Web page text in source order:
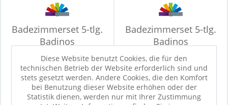
Badezimmerset 5-tlg.
Badinos
Konfigurierbar
Sofort verfügbar
579,00 €
Badezimmerset 5-tlg.
Badinos
Konfigurierbar
Sofort verfügbar
579,00 €
Diese Website benutzt Cookies, die für den
technischen Betrieb der Website erforderlich sind und
stets gesetzt werden. Andere Cookies, die den Komfort
bei Benutzung dieser Website erhöhen oder der
Statistik dienen, werden nur mit Ihrer Zustimmung